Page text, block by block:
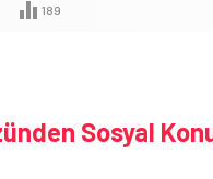
189
Sosyal